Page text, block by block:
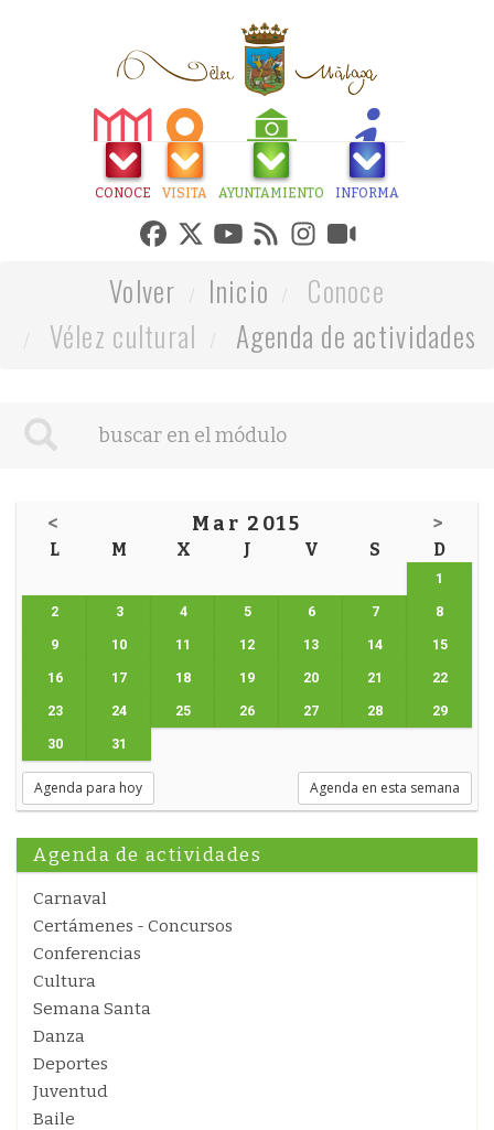
CONOCE VISITA AYUNTAMIENTO INFORMA
Volver Inicio
Conoce
Vélez cultural
Agenda de actividades
< Mar 2015 >
L M X J V S D
1
2 3 4 5 6 7 8
9 10 11 12 13 14 15
16 17 18 19 20 21 22
23 24 25 26 27 28 29
30 31
Agenda para hoy Agenda en esta semana
Agenda de actividades
Carnaval
Certámenes - Concursos
Conferencias
Cultura
Semana Santa
Danza
Deportes
Juventud
Baile